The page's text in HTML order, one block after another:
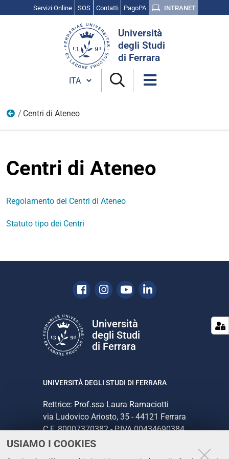
USIAMO I COOKIES
Servizi Online SOS Contatti PagoPA INTRANET
Università
degli Studi
di Ferrara
Cambia lingua
Strutture per didattica e ricerca
Centri di Ateneo
Centri di Ateneo
Regolamento dei Centri di Ateneo
Statuto tipo dei Centri
Facebook
Instagram
YoutubeLinkedin
Università
degli Studi
di Ferrara
UNIVERSITÀ DEGLI STUDI DI FERRARA
Rettrice: Prof.ssa Laura Ramaciotti
via Ludovico Ariosto, 35 - 44121 Ferrara
C.F. 80007370382 - P.IVA 00434690384